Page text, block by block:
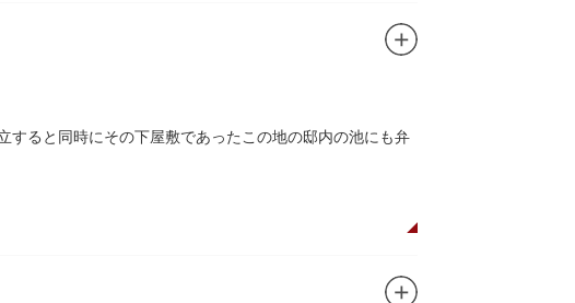
ると同時にその下屋敷であったこの地の邸内の池にも弁